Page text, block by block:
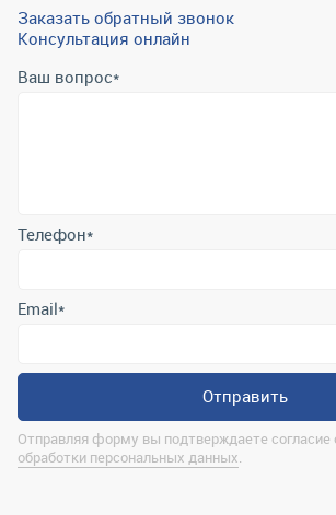
Заказать обратный звонок
Консультация онлайн
Ваш вопрос*
Отправляя форму вы подтверждаете согласие с
Контактная информация
marina@uralrsmiass.ru